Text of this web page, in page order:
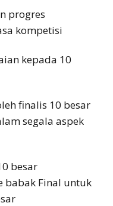
progres
kompetisi
kepada 10
finalis 10 besar
segala aspek
besar
babak Final untuk